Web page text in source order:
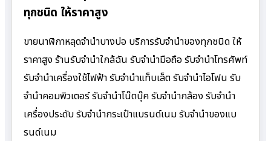
ทุกชนิด ให้ราคาสูง
ขายนาฬิกาหลุดจำนำบางบ่อ บริการรับจำนำของทุกชนิด ให้
ราคาสูง ร้านรับจํานําใกล้ฉัน รับจำนำมือถือ รับจำนำโทรศัพท์
รับจำนำเครื่องใช้ไฟฟ้า รับจำนำแท็บเล็ต รับจำนำไอโฟน รับ
จำนำคอมพิวเตอร์ รับจำนำโน๊ตบุ๊ค รับจำนำกล้อง รับจำนำ
เครื่องประดับ รับจำนำกระเป๋าแบรนด์เนม รับจำนำของแบ
รนด์เนม